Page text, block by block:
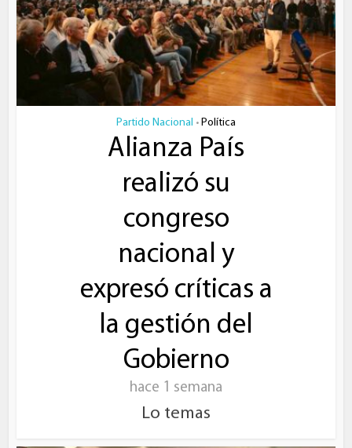
Partido Nacional • Política
Alianza País
realizó su
congreso
nacional y
expresó críticas a
la gestión del
Gobierno
hace 1 semana
Lo temas